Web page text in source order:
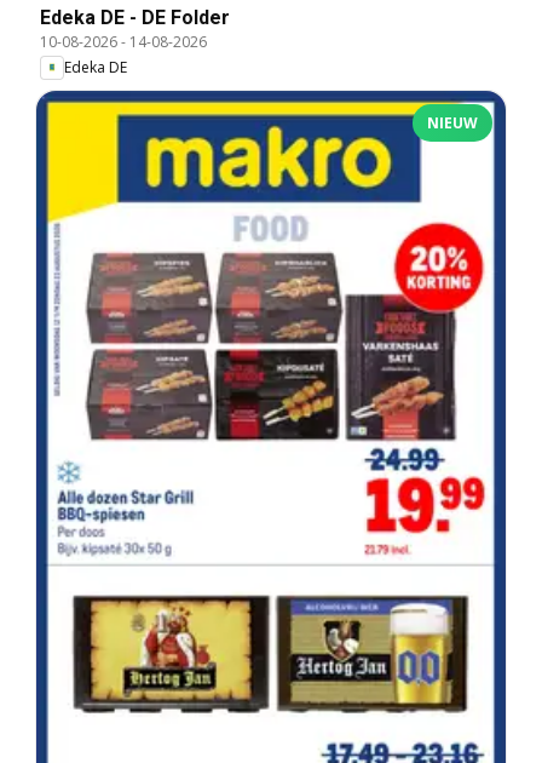
Edeka DE - DE Folder
10-08-2026- 14-08-2026
Edeka DE
NIEUW